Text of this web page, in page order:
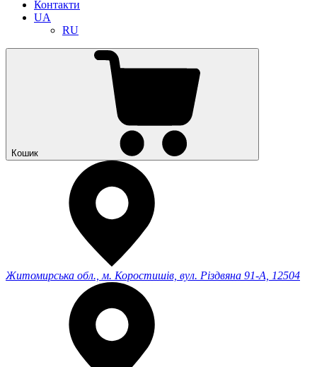
Контакти
UA
RU
Кошик
Житомирська обл., м. Коростишів, вул. Різдвяна 91-А, 12504